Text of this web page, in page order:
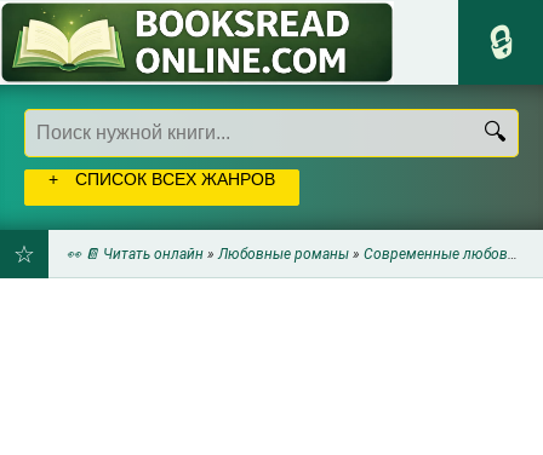
СПИСОК ВСЕХ ЖАНРОВ
👀 📔 Читать онлайн »Любовные романы » Современные любовные романы